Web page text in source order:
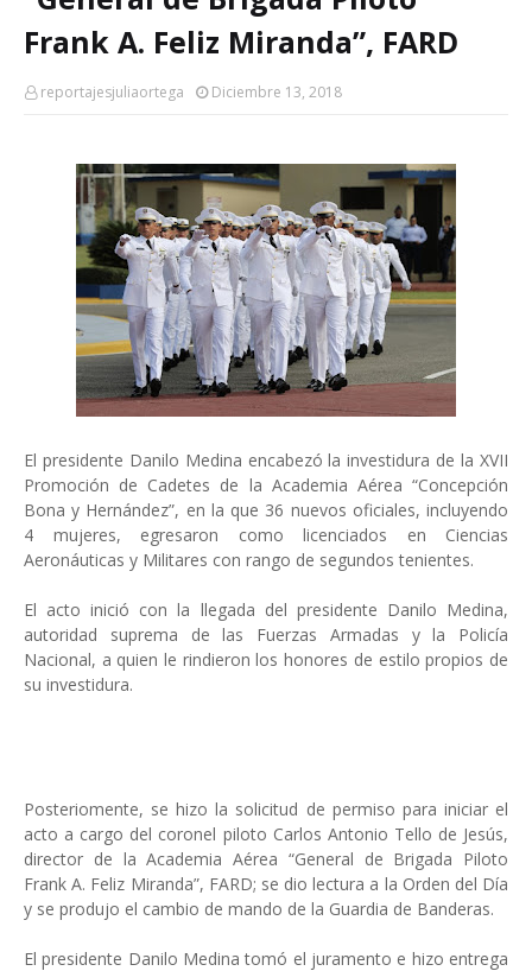
Frank A. Feliz Miranda”, FARD
reportajesjuliaortega Diciembre 13, 2018
El presidente Danilo Medina encabezó la investidura de la XVII
Promoción de Cadetes de la Academia Aérea “Concepción
Bona y Hernández”, en la que 36 nuevos oficiales, incluyendo
4 mujeres, egresaron como licenciados en Ciencias
Aeronáuticas y Militares con rango de segundos tenientes.
El acto inició con la llegada del presidente Danilo Medina,
autoridad suprema de las Fuerzas Armadas y la Policía
Nacional, a quien le rindieron los honores de estilo propios de
su investidura.
Posteriomente, se hizo la solicitud de permiso para iniciar el
acto a cargo del coronel piloto Carlos Antonio Tello de Jesús,
director de la Academia Aérea “General de Brigada Piloto
Frank A. Feliz Miranda”, FARD; se dio lectura a la Orden del Día
y se produjo el cambio de mando de la Guardia de Banderas.
El presidente Danilo Medina tomó el juramento e hizo entrega